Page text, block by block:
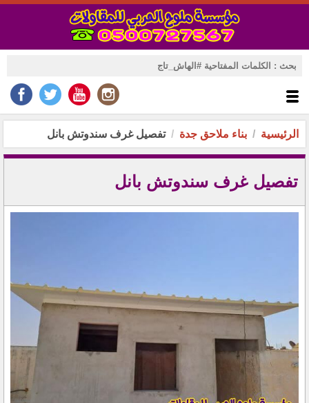
الرئيسية بناء ملاحق جدة تفصيل غرف سندوتش بانل
تفصيل غرف سندوتش بانل